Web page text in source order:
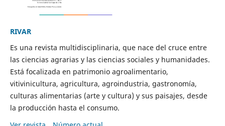
RIVAR
Es una revista multidisciplinaria, que nace del cruce entre
las ciencias agrarias y las ciencias sociales y humanidades.
Está focalizada en patrimonio agroalimentario,
vitivinicultura, agricultura, agroindustria, gastronomía,
culturas alimentarias (arte y cultura) y sus paisajes, desde
la producción hasta el consumo.